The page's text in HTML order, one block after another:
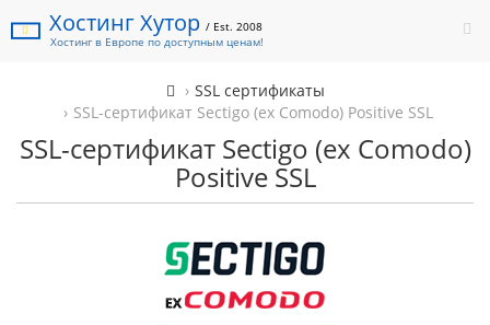
Хостинг Хутор/ Est. 2008
Хостинг в Европе по доступным ценам!
SSL сертификаты
SSL-сертификат Sectigo (ex Comodo) Positive SSL
SSL-сертификат Sectigo (ex Comodo)
Positive SSL